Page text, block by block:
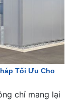
Tối Ưu Cho
chỉ mang lại